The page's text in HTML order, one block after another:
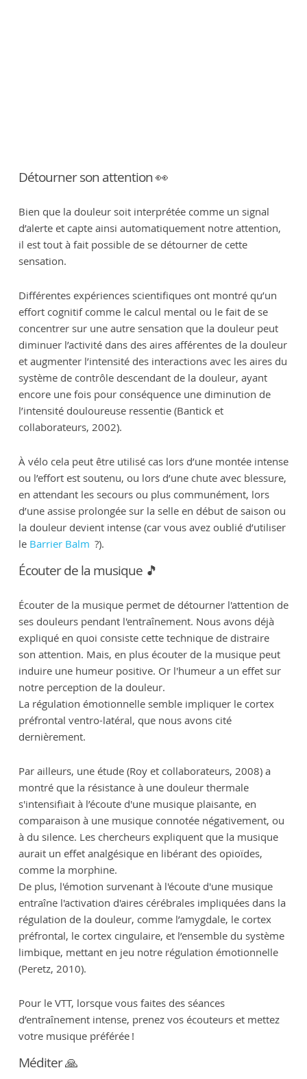
Détourner son attention 👀
Bien que la douleur soit interprétée comme un signal
d’alerte et capte ainsi automatiquement notre attention,
il est tout à fait possible de se détourner de cette
sensation.
Différentes expériences scientifiques ont montré qu’un
effort cognitif comme le calcul mental ou le fait de se
concentrer sur une autre sensation que la douleur peut
diminuer l’activité dans des aires afférentes de la douleur
et augmenter l’intensité des interactions avec les aires du
système de contrôle descendant de la douleur, ayant
encore une fois pour conséquence une diminution de
l’intensité douloureuse ressentie (Bantick et
collaborateurs, 2002).
À vélo cela peut être utilisé cas lors d’une montée intense
ou l’effort est soutenu, ou lors d’une chute avec blessure,
en attendant les secours ou plus communément, lors
d’une assise prolongée sur la selle en début de saison ou
la douleur devient intense (car vous avez oublié d’utiliser
le Barrier Balm ?).
Écouter de la musique 🎵
Écouter de la musique permet de détourner l'attention de
ses douleurs pendant l'entraînement. Nous avons déjà
expliqué en quoi consiste cette technique de distraire
son attention. Mais, en plus écouter de la musique peut
induire une humeur positive. Or l'humeur a un effet sur
notre perception de la douleur.
La régulation émotionnelle semble impliquer le cortex
préfrontal ventro-latéral, que nous avons cité
dernièrement.
Par ailleurs, une étude (Roy et collaborateurs, 2008) a
montré que la résistance à une douleur thermale
s'intensifiait à l’écoute d'une musique plaisante, en
comparaison à une musique connotée négativement, ou
à du silence. Les chercheurs expliquent que la musique
aurait un effet analgésique en libérant des opioïdes,
comme la morphine.
De plus, l'émotion survenant à l'écoute d'une musique
entraîne l'activation d'aires cérébrales impliquées dans la
régulation de la douleur, comme l’amygdale, le cortex
préfrontal, le cortex cingulaire, et l’ensemble du système
limbique, mettant en jeu notre régulation émotionnelle
(Peretz, 2010).
Pour le VTT, lorsque vous faites des séances
d’entraînement intense, prenez vos écouteurs et mettez
votre musique préférée !
Méditer 🙏